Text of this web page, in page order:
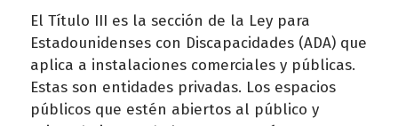
El Título III es la sección de la Ley para
Estadounidenses con Discapacidades (ADA) que
aplica a instalaciones comerciales y públicas.
Estas son entidades privadas. Los espacios
públicos que estén abiertos al público y